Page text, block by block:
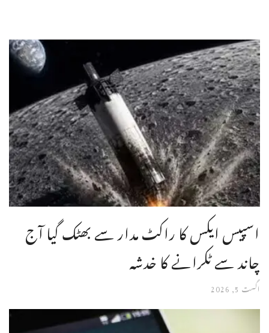
اسپیس ایکس کا راکٹ مدار سے بھٹک گیا آج
چاند سے ٹکرانے کا خدشہ
اگست 5, 2026